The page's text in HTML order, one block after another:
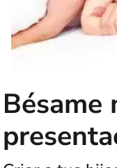
Bésame